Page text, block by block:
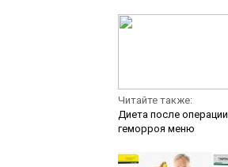
Читайте также:
Диета после операции
геморроя меню